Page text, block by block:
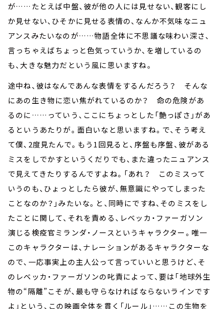
が……たとえば中盤、彼が他の人には見せない、観客にし
か見せない、ひそかに見せる表情の、なんか不気味なニュ
アンスみたいなのが……物語全体に不思議な味わい深さ、
言っちゃえばちょっと色気っていうか、を増しているの
も、大きな魅力だという風に思いますね。
途中ね、彼はなんであんな表情をするんだろう？ そんな
にあの生き物に恋い焦がれているのか？ 命の危険があ
るのに……っていう、ここにちょっとした「艶っぽさ」があ
るというあたりが。面白いなと思いますね。で、そう考え
て僕、2度見たんで。もう1回見ると、序盤も序盤、彼がある
ミスをしでかすというくだりでも、また違ったニュアンス
で見えてきたりするんですよね。「あれ？ このミスって
いうのも、ひょっとしたら彼が、無意識にやってしまった
ことなのか？」みたいな。と、同時にですね、そのミスをし
たことに関して、それを責める、レベッカ・ファーガソン
演じる検疫官ミランダ・ノースというキャラクター。唯一
このキャラクターは、ナレーションがあるキャラクターな
ので、一応事実上の主人公って言っていいと思うけど、そ
のレベッカ・ファーガソンの叱責によって、要は「地球外生
物の“隔離”こそが、最も守らなければならないラインです
よ」という、この映画全体を貫く「ルール」……この生物を